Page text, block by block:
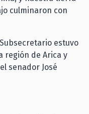
culminaron con
estuvo
región de Arica y
senador José